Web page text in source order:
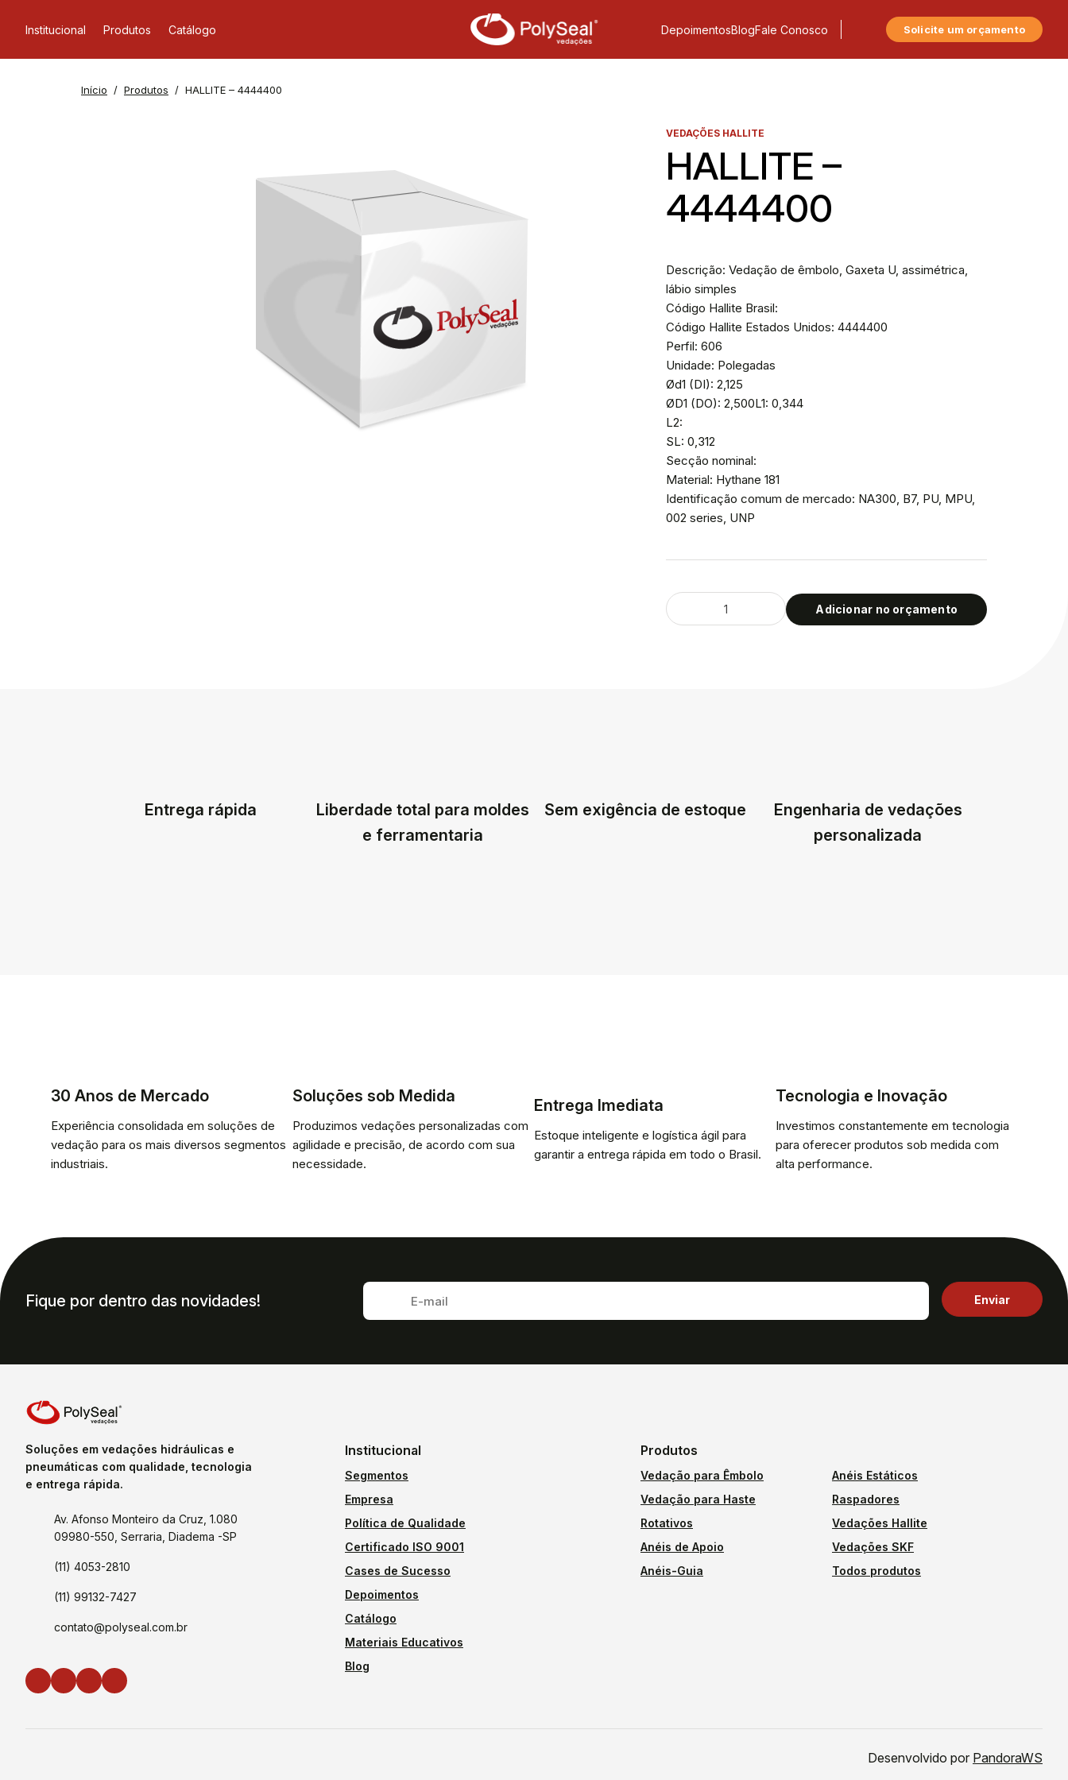
Institucional Produtos Catálogo DepoimentosBlogFale Conosco Solicite um orçamento
Início Produtos HALLITE – 4444400
VEDAÇÕES HALLITE
HALLITE –
4444400
Descrição: Vedação de êmbolo, Gaxeta U, assimétrica,
lábio simples
Código Hallite Brasil:
Código Hallite Estados Unidos: 4444400
Perfil: 606
Unidade: Polegadas
Ød1 (DI): 2,125
ØD1 (DO): 2,500L1: 0,344
L2:
SL: 0,312
Secção nominal:
Material: Hythane 181
Identificação comum de mercado: NA300, B7, PU, MPU,
002 series, UNP
Adicionar no orçamento
Entrega rápida
Liberdade total para moldes
e ferramentaria
Sem exigência de estoque
Engenharia de vedações
personalizada
30 Anos de Mercado
Experiência consolidada em soluções de
vedação para os mais diversos segmentos
industriais.
Soluções sob Medida
Produzimos vedações personalizadas com
agilidade e precisão, de acordo com sua
necessidade.
Entrega Imediata
Estoque inteligente e logística ágil para
garantir a entrega rápida em todo o Brasil.
Tecnologia e Inovação
Investimos constantemente em tecnologia
para oferecer produtos sob medida com
alta performance.
Fique por dentro das novidades!
Soluções em vedações hidráulicas e
pneumáticas com qualidade, tecnologia
e entrega rápida.
Av. Afonso Monteiro da Cruz, 1.080
09980-550, Serraria, Diadema -SP
(11) 4053-2810
(11) 99132-7427
contato@polyseal.com.br
Institucional
Segmentos
Empresa
Política de Qualidade
Certificado ISO 9001
Cases de Sucesso
Depoimentos
Catálogo
Materiais Educativos
Blog
Produtos
Vedação para Êmbolo
Vedação para Haste
Rotativos
Anéis de Apoio
Anéis-Guia
Anéis Estáticos
Raspadores
Vedações Hallite
Vedações SKF
Todos produtos
Desenvolvido por PandoraWS